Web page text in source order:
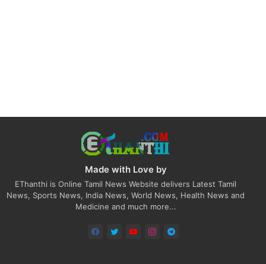
Made with Love by
EThanthi is Online Tamil News Website delivers Latest Tamil
News, Sports News, India News, World News, Health News and
Medicine and much more...